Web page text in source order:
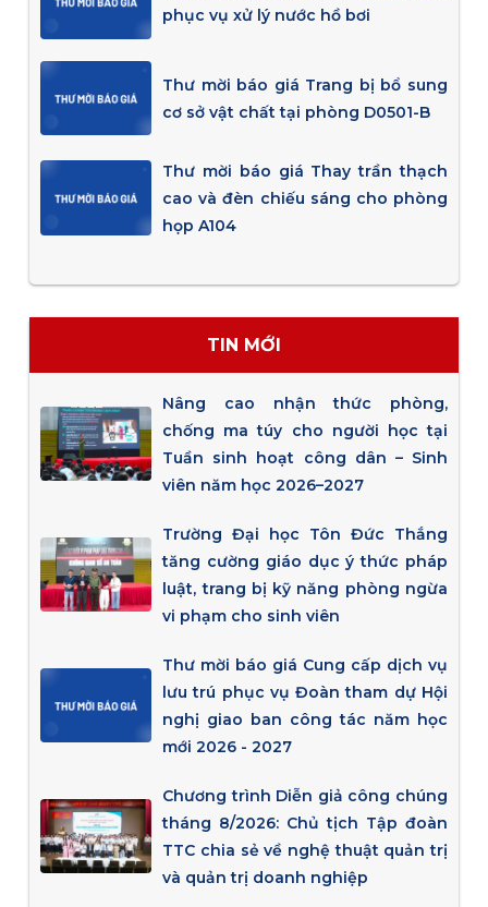
phục vụ xử lý nước hồ bơi
Thư mời báo giá Trang bị bổ sung
cơ sở vật chất tại phòng D0501-B
Thư mời báo giá Thay trần thạch
cao và đèn chiếu sáng cho phòng
họp A104
TIN MỚI
Nâng cao nhận thức phòng,
chống ma túy cho người học tại
Tuần sinh hoạt công dân – Sinh
viên năm học 2026–2027
Trường Đại học Tôn Đức Thắng
tăng cường giáo dục ý thức pháp
luật, trang bị kỹ năng phòng ngừa
vi phạm cho sinh viên
Thư mời báo giá Cung cấp dịch vụ
lưu trú phục vụ Đoàn tham dự Hội
nghị giao ban công tác năm học
mới 2026 - 2027
Chương trình Diễn giả công chúng
tháng 8/2026: Chủ tịch Tập đoàn
TTC chia sẻ về nghệ thuật quản trị
và quản trị doanh nghiệp